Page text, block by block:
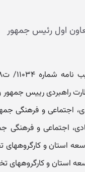
استان و
استان و